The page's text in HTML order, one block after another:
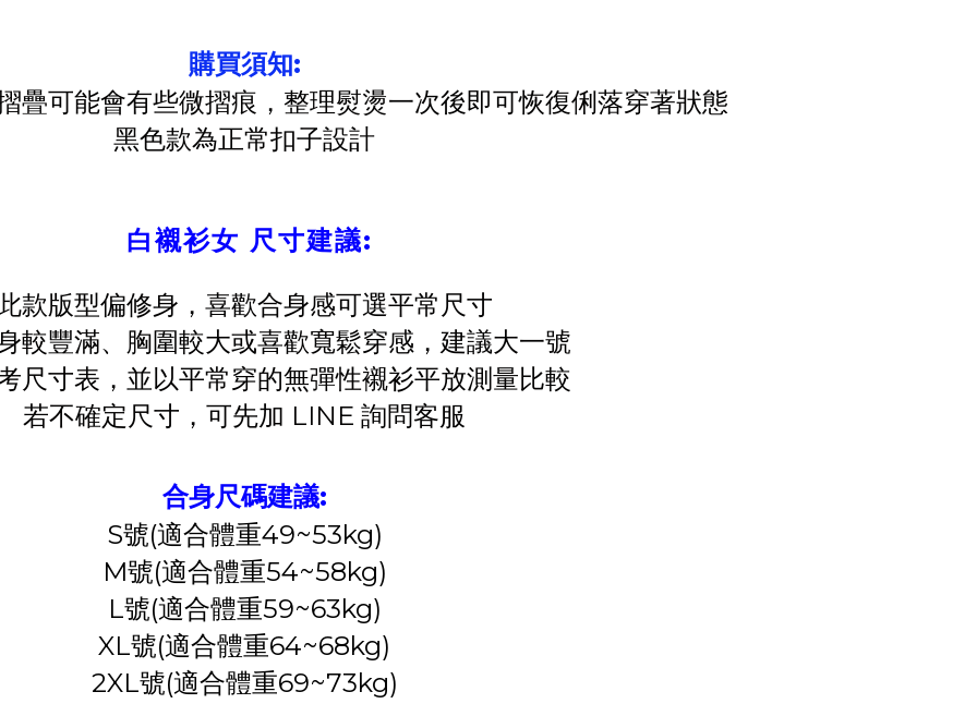
購買須知:
疊可能會有些微摺痕，整理熨燙一次後即可恢復俐落穿著狀態
黑色款為正常扣子設計
白襯衫女 尺寸建議:
款版型偏修身，喜歡合身感可選平常尺寸
較豐滿、胸圍較大或喜歡寬鬆穿感，建議大一號
尺寸表，並以平常穿的無彈性襯衫平放測量比較
若不確定尺寸，可先加 LINE 詢問客服
合身尺碼建議:
S號(適合體重49~53kg)
M號(適合體重54~58kg)
L號(適合體重59~63kg)
XL號(適合體重64~68kg)
2XL號(適合體重69~73kg)